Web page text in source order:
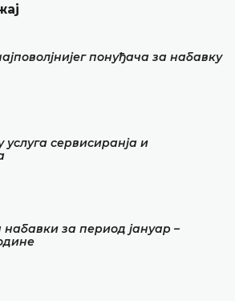
понуђача за набавку
услуга сервисиранја и
за период јануар –